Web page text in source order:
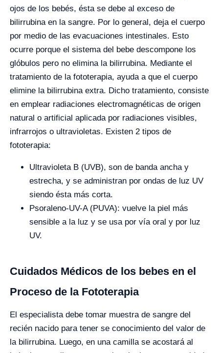
ojos de los bebés, ésta se debe al exceso de
bilirrubina en la sangre. Por lo general, deja el cuerpo
por medio de las evacuaciones intestinales. Esto
ocurre porque el sistema del bebe descompone los
glóbulos pero no elimina la bilirrubina. Mediante el
tratamiento de la fototerapia, ayuda a que el cuerpo
elimine la bilirrubina extra. Dicho tratamiento, consiste
en emplear radiaciones electromagnéticas de origen
natural o artificial aplicada por radiaciones visibles,
infrarrojos o ultravioletas. Existen 2 tipos de
fototerapia:
Ultravioleta B (UVB), son de banda ancha y
estrecha, y se administran por ondas de luz UV
siendo ésta más corta.
Psoraleno-UV-A (PUVA): vuelve la piel más
sensible a la luz y se usa por vía oral y por luz
UV.
Cuidados Médicos de los bebes en el
Proceso de la Fototerapia
El especialista debe tomar muestra de sangre del
recién nacido para tener se conocimiento del valor de
la bilirrubina. Luego, en una camilla se acostará al